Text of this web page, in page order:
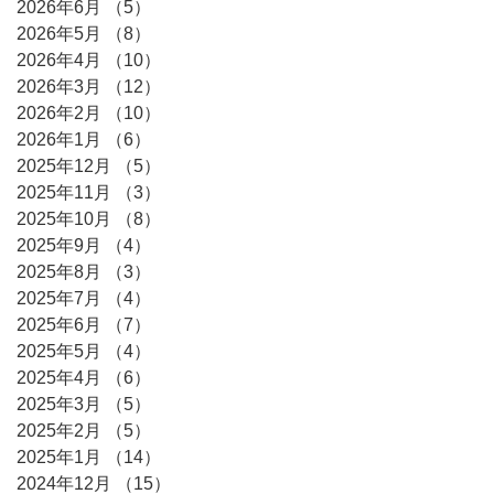
2026年6月 （5）
2026年5月
（8）
2026年4月
（10）
2026年3月
（12）
2026年2月
（10）
2026年1月
（6）
2025年12月
（5）
2025年11月
（3）
2025年10月
（8）
2025年9月
（4）
2025年8月
（3）
2025年7月
（4）
2025年6月
（7）
2025年5月
（4）
2025年4月
（6）
2025年3月
（5）
2025年2月
（5）
2025年1月
（14）
2024年12月
（15）